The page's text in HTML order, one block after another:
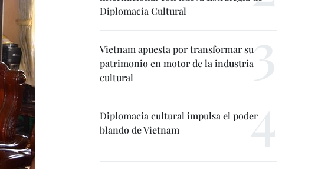
Diplomacia Cultural
Vietnam apuesta por transformar su
patrimonio en motor de la industria
cultural
Diplomacia cultural impulsa el poder
blando de Vietnam